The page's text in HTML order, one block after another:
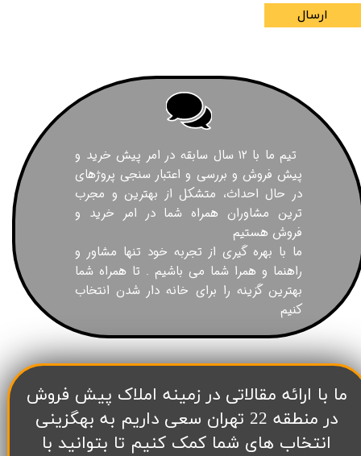
ارسال
تیم ما با ۱۲ سال سابقه در امر پیش خرید و
پیش فروش و بررسی و اعتبار سنجی پروژهای
در حال احداث، متشکل از بهترین و مجرب
ترین مشاوران همراه شما در امر خرید و
فروش هستیم
ما با بهره گیری از تجربه خود تنها مشاور و
راهنما و همرا شما می باشیم . تا همراه شما
بهترین گزینه را برای خانه دار شدن انتخاب
کنیم
​ما با ارائه مقالاتی در زمینه املاک پیش فروش
در منطقه 22 تهران سعی داریم به بهگزینی
انتخاب های شما کمک کنیم تا بتوانید با